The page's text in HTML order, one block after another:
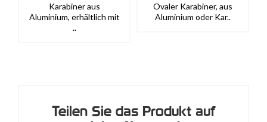
Karabiner aus
Aluminium, erhältlich mit
..
Ovaler Karabiner, aus
Aluminium oder Kar..
Teilen Sie das Produkt auf